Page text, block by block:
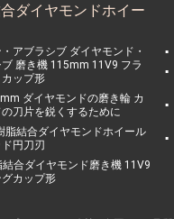
ダイヤモンドホイー
アブラシブ ダイヤモンド・
磨き機 115mm 11V9 フラ
カップ形
ダイヤモンドの磨き輪 カ
刀片を鋭くするために
脂結合ダイヤモンドホイール
円刀刃
結合ダイヤモンド磨き機 11V9
カップ形